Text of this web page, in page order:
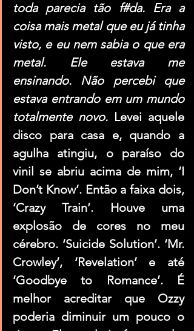
toda parecia tão f#da. Era a
coisa mais metal que eu já tinha
visto, e eu nem sabia o que era
metal. Ele estava me
ensinando. Não percebi que
estava entrando em um mundo
totalmente novo. Levei aquele
disco para casa e, quando a
agulha atingiu, o paraíso do
vinil se abriu acima de mim, ‘I
Don’t Know’. Então a faixa dois,
‘Crazy Train’. Houve uma
explosão de cores no meu
cérebro. ‘Suicide Solution’. ‘Mr.
Crowley’, ‘Revelation’ e até
‘Goodbye to Romance’. É
melhor acreditar que Ozzy
poderia diminuir um pouco o